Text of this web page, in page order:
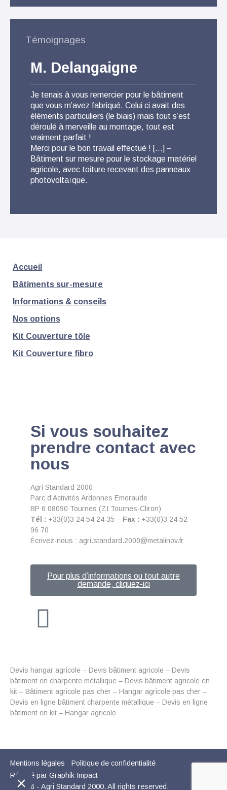
Témoignages
M. Delangaigne
Je tenais à vous remercier pour le bâtiment
que vous m’avez fabriqué. Celui ci avait des
éléments particuliers (le biais) mais tout s’est
déroulé à merveille au montage, tout est
vraiment parfait !
Merci pour le bon travail effectué ! […] –
Bâtiment sur mesure pour le stockage matériel
agricole, avec toiture recevant des panneaux
photovoltaïque.
Accueil
Bâtiments sur-mesure
Informations & conseils
Nos options
Kit Couverture tôle
Kit Couverture fibro
Si vous souhaitez
prendre contact avec
nous
Agri Standard 2000
Parc d’Activités Ardennes Emeraude
BP 6 08090 Tournes (ZI Tournes-Cliron)
Tél : +33(0)3 24 54 24 35 – Fax : +33(0)3 24 52
96 70
Écrivez-nous : agri.standard.2000@metalinov.fr
Pour plus d’informations ou tout autre
demande, cliquez-ici
Devis hangar agricole – Devis bâtiment agricole – Devis
bâtiment en charpente métallique – Devis bâtiment agricole en
kit – Bâtiment agricole pas cher – Hangar agricole pas cher –
Devis en ligne bâtiment charpente métallique – Devis en ligne
bâtiment en kit – Hangar agricole
Mentions légales
Politique de confidentialité
Réalisé par Graphik Impact
© 2026 - Agri Standard 2000. All rights reserved.